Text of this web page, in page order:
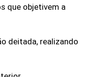
que objetivem a
deitada, realizando